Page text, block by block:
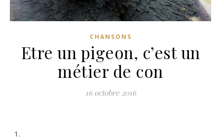
CHANSONS
Etre un pigeon, c’est un
métier de con
16 octobre 2016